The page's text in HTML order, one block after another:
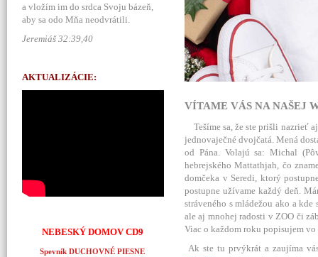
a vložím im do srdca Svoju bázeň,
aby sa odo Mňa neodvrátili.
Jeremiáš 32:39,40
AKTUALIZÁCIE:
NEBESKÝ DOMOV CD9
Spevník DUCHOVNÉ PIESNE
VÍTAME VÁS NA NAŠEJ
Tešíme sa, že ste prišli nazrieť
jednovaječné dvojčatá. Mená
od Pána. Volajú sa: Michal
hebrejského Mattathjah, čo
domčeka v Seredi, ktorý
postupne užívame každý deň.
stráveného s mládežou ako a
ale aj mnohej radosti v ZOO či
Viac o každom roku popisujem vo
Ak ste tu prvýkrát a zaujíma